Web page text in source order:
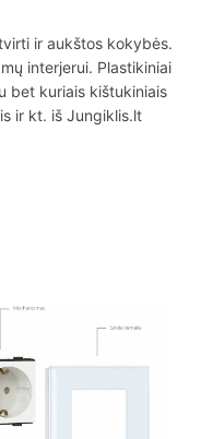
ir aukštos kokybės.
interjerui. Plastikiniai
bet kuriais kištukiniais
ir kt. iš Jungiklis.lt